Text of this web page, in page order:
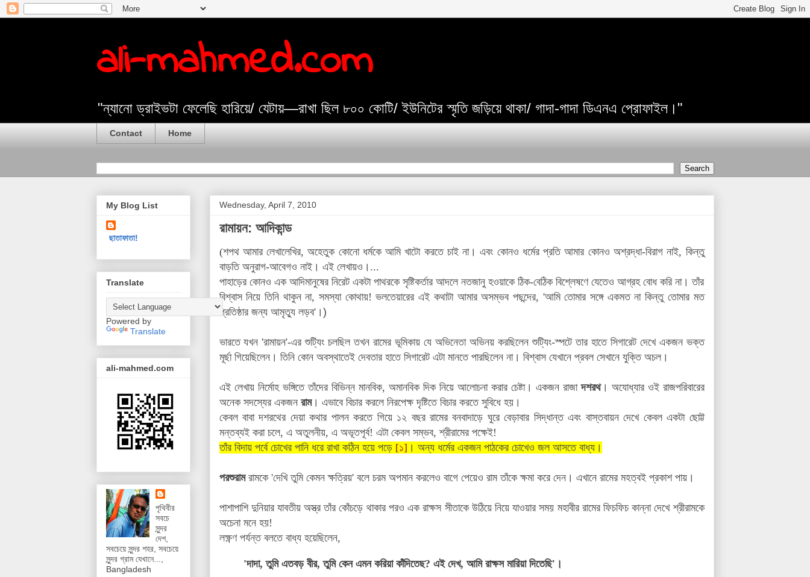
ali-mahmed.com
"ন্যানো ড্রাইভটা ফেলেছি হারিয়ে/ যেটায়—রাখা ছিল ৮০০ কোটি/ ইউনিটের স্মৃতি জড়িয়ে থাকা/ গাদা-গাদা ডিএনএ প্রোফাইল।"
Contact Home
Wednesday, April 7, 2010
রামায়ন: আদিকান্ড
(শপথ আমার লেখালেখির, অহেতুক কোনো ধর্মকে আমি খাটো করতে চাই না। এবং কোনও ধর্মের প্রতি আমার কোনও অশ্রদ্ধা-বিরাগ নাই, কিন্তু
বাড়তি অনুরাগ-আবেগও নাই। এই লেখায়ও।...
পাহাড়ের কোনও এক আদিমানুষের নিরেট একটা পাথরকে সৃষ্টিকর্তার আদলে নতজানু হওয়াকে ঠিক-বেঠিক বিশ্লেষণে যেতেও আগ্রহ বোধ করি না। তাঁর
বিশ্বাস নিয়ে তিনি থাকুন না, সমস্যা কোথায়! ভলতেয়ারের এই কথাটা আমার অসম্ভব পছন্দের, 'আমি তোমার সঙ্গে একমত না কিন্তু তোমার মত
প্রতিষ্ঠার জন্য আমৃত্যু লড়ব'। )
ভারতে যখন 'রামায়ন'-এর শুট্যিং চলছিল তখন রামের ভূমিকায় যে অভিনেতা অভিনয় করছিলেন শুট্যিং-স্পটে তার হাতে সিগারেট দেখে একজন ভক্ত
মূর্ছা গিয়েছিলেন। তিনি কোন অবস্থাতেই দেবতার হাতে সিগারেট এটা মানতে পারছিলেন না। বিশ্বাস যেখানে প্রবল সেখানে যুক্তি অচল।
এই লেখায় নির্মোহ ভঙ্গিতে তাঁদের বিভিন্ন মানবিক, অমানবিক দিক নিয়ে আলোচনা করার চেষ্টা। একজন রাজাদশরথ। অযোধ্যার ওই রাজপরিবারের
অনেক সদস্যের একজন রাম। এভাবে বিচার করলে নিরপেক্ষ দৃষ্টিতে বিচার করতে সুবিধে হয়।
কেবল বাবা দশরথের দেয়া কথার পালন করতে গিয়ে ১২ বছর রামের বনবাদাড়ে ঘুরে বেড়াবার সিদ্ধান্ত এবং বাস্তবায়ন দেখে কেবল একটা ছোট্ট
মন্তব্যই করা চলে, এ অতুলনীয়, এ অভূতপূর্ব! এটা কেবল সম্ভব, শ্রীরামের পক্ষেই!
তাঁর বিদায় পর্বে চোখের পানি ধরে রাখা কঠিন হয়ে পড়ে [১] । অন্য ধর্মের একজন পাঠকের চোখেও জল আসতে বাধ্য।
পরশুরামরামকে 'দেখি তুমি কেমন ক্ষত্রিয়' বলে চরম অপমান করলেও বাগে পেয়েও রাম তাঁকে ক্ষমা করে দেন। এখানে রামের মহত্বই প্রকাশ পায়।
পাশাপাশি দুনিয়ার যাবতীয় অস্ত্র তাঁর কোঁচড়ে থাকার পরও এক রাক্ষস সীতাকে উঠিয়ে নিয়ে যাওয়ার সময় মহাবীর রামের ফিচফিচ কান্না দেখে শ্রীরামকে
অচেনা মনে হয়!
লক্ষ্ণণ পর্যন্ত বলতে বাধ্য হয়েছিলেন,
'দাদা, তুমি এতবড় বীর, তুমি কেন এমন করিয়া কাঁদিতেছ? এই দেখ, আমি রাক্ষস মারিয়া দিতেছি'।
My Blog List
ছাতাফাতা!
Translate
Powered by
Translate
ali-mahmed.com
পৃথিবীর
সবচে
সুন্দর
দেশ,
সবচেয়ে সুন্দর শহর, সবচেয়ে
সুন্দর গ্রাম যেখানে...,
Bangladesh